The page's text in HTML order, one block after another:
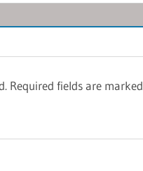
Required fields are marked